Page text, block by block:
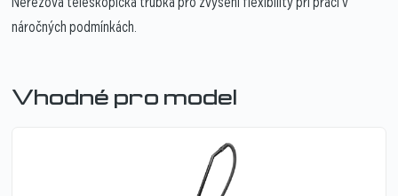
náročných podmínkách.
Vhodné pro model